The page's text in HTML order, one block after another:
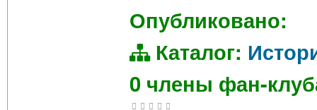
Опубликовано:
Каталог:
0 члены фан-